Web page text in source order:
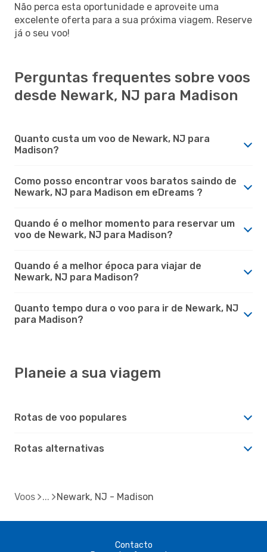
Não perca esta oportunidade e aproveite uma
excelente oferta para a sua próxima viagem. Reserve
já o seu voo!
Perguntas frequentes sobre voos
desde Newark, NJ para Madison
Quanto custa um voo de Newark, NJ para
Madison?
Como posso encontrar voos baratos saindo de
Newark, NJ para Madison em eDreams ?
Quando é o melhor momento para reservar um
voo de Newark, NJ para Madison?
Quando é a melhor época para viajar de
Newark, NJ para Madison?
Quanto tempo dura o voo para ir de Newark, NJ
para Madison?
Planeie a sua viagem
Rotas de voo populares
Rotas alternativas
Voos Newark, NJ - Madison
Contacto